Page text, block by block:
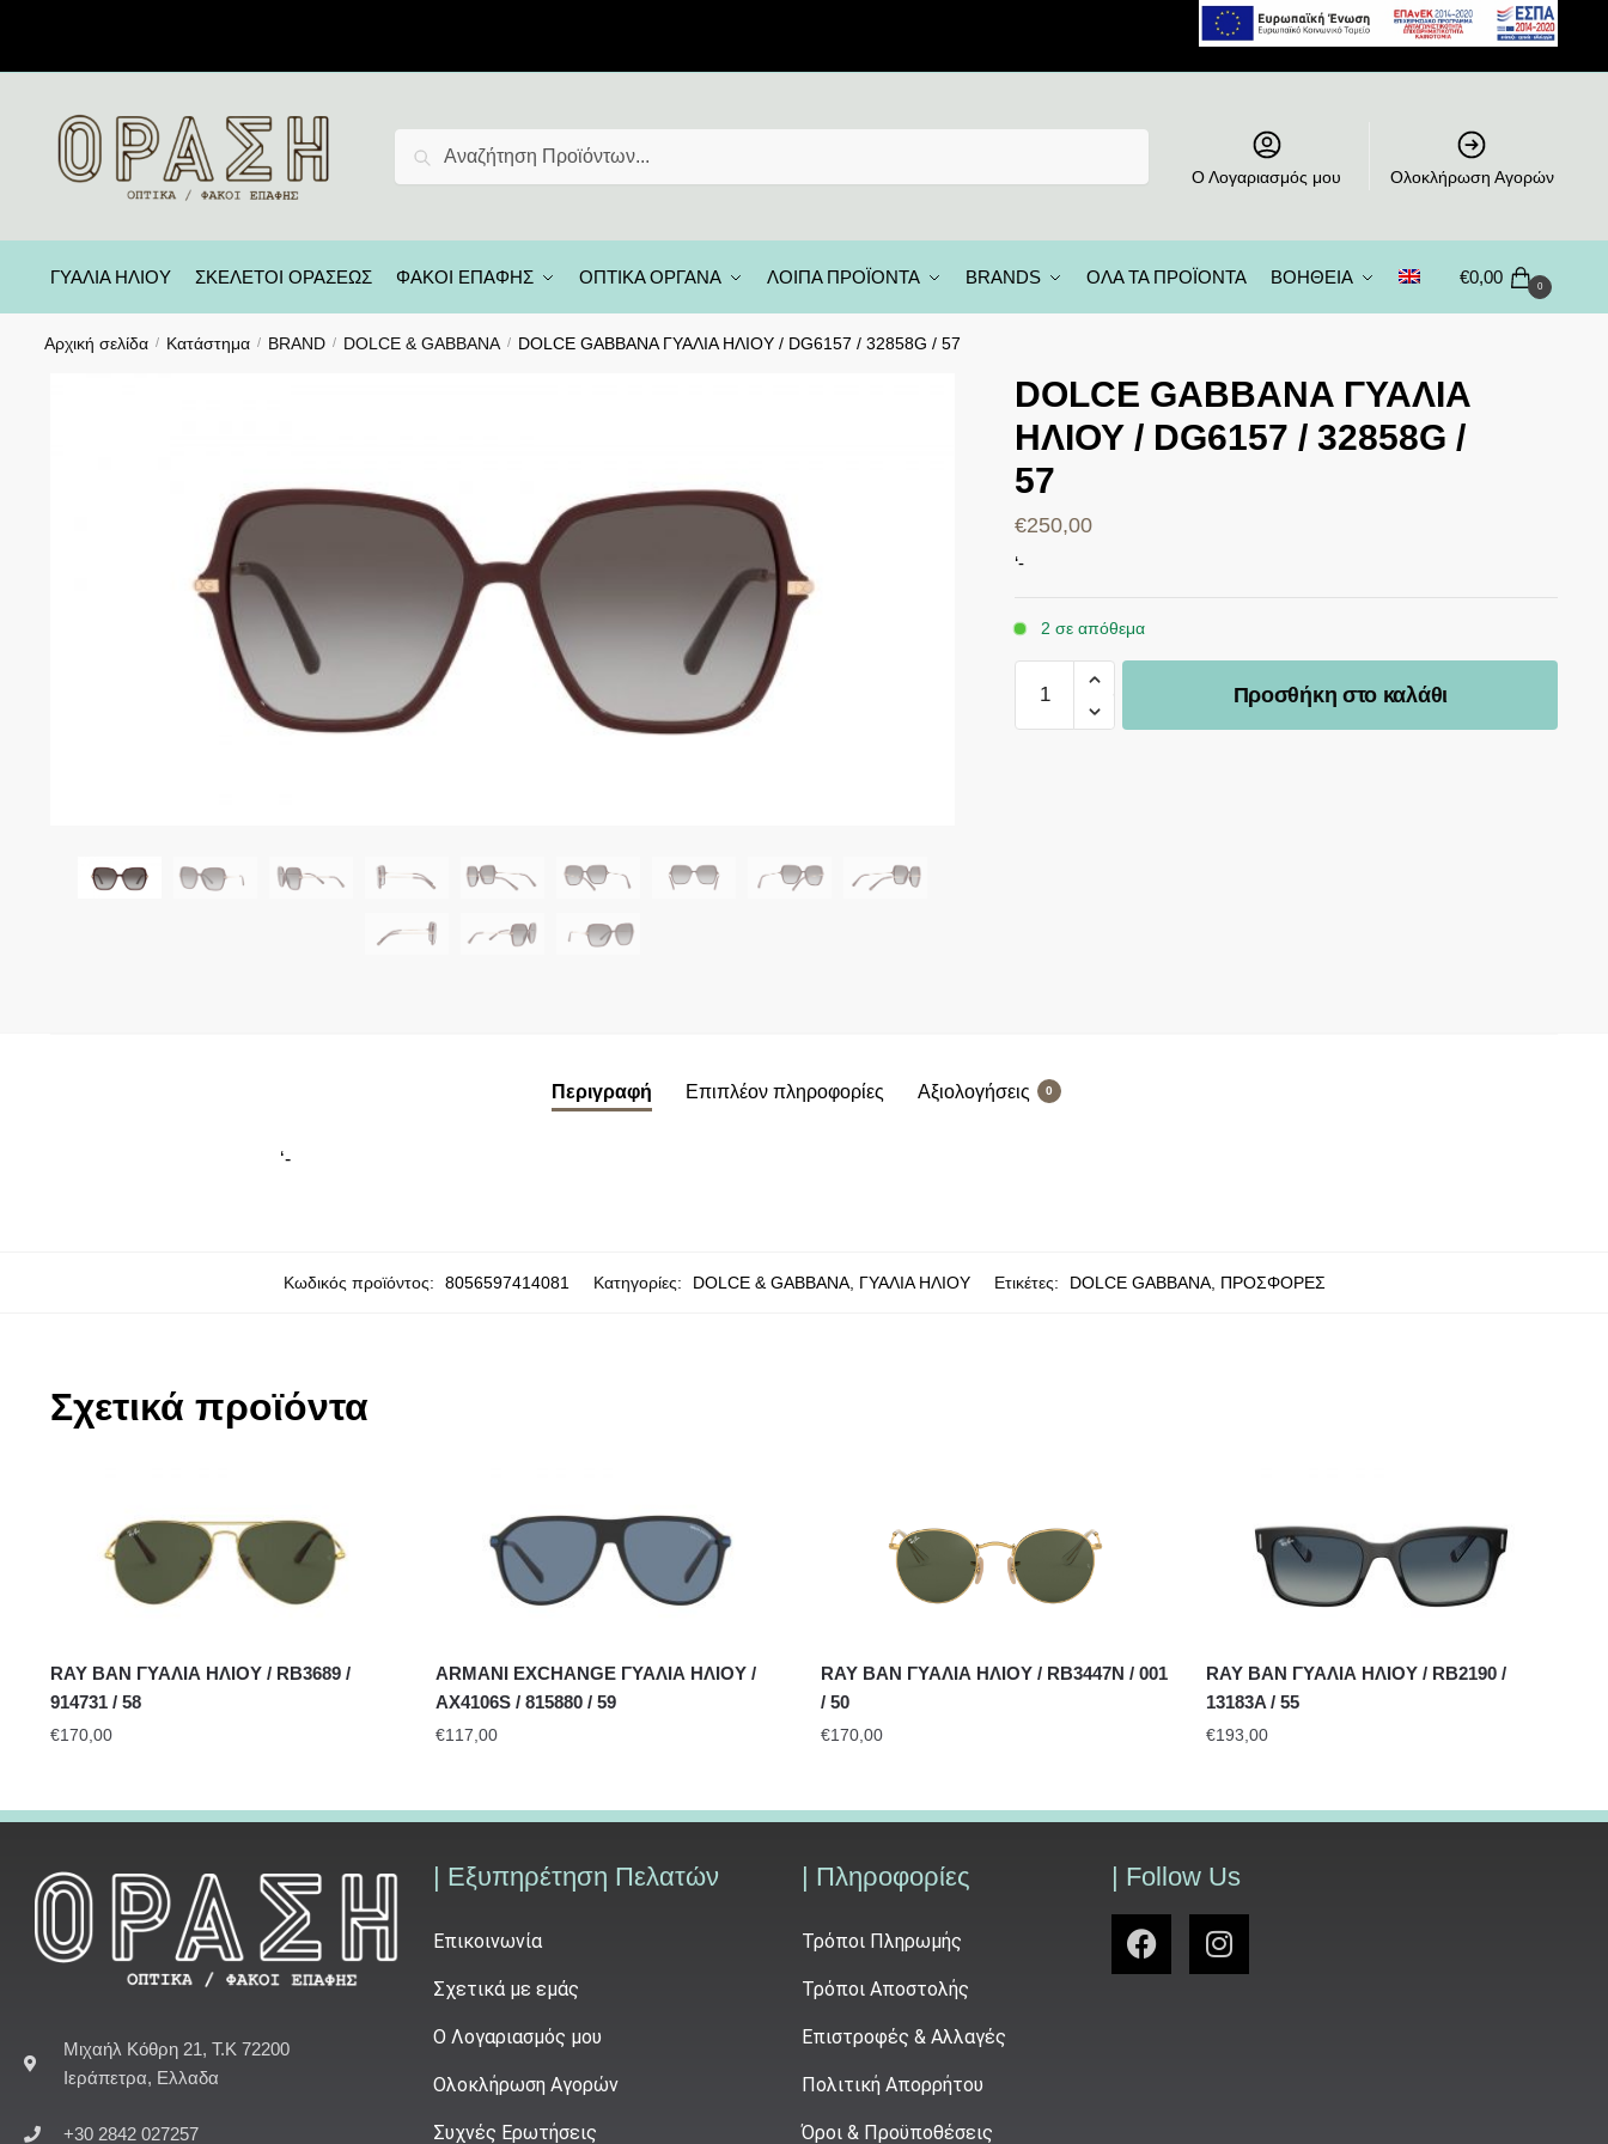
Αναζήτηση
Ο Λογαριασμός μου Ολοκλήρωση Αγορών
ΓΥΑΛΙΑ ΗΛΙΟΥ ΣΚΕΛΕΤΟΙ ΟΡΑΣΕΩΣ ΦΑΚΟΙ ΕΠΑΦΗΣ ΟΠΤΙΚΑ ΟΡΓΑΝΑ ΛΟΙΠΑ ΠΡΟΪΟΝΤΑ BRANDS ΟΛΑ ΤΑ ΠΡΟΪΟΝΤΑ ΒΟΗΘΕΙΑ €0,00 0
Αρχική σελίδα / Κατάστημα / BRAND / DOLCE & GABBANA / DOLCE GABBANA ΓΥΑΛΙΑ ΗΛΙΟΥ / DG6157 / 32858G / 57
DOLCE GABBANA ΓΥΑΛΙΑ
ΗΛΙΟΥ / DG6157 / 32858G /
57
€250,00
‘-
2 σε απόθεμα
Προσθήκη στο καλάθι
Περιγραφή Επιπλέον πληροφορίες Αξιολογήσεις 0
‘-
Κωδικός προϊόντος: 8056597414081 Κατηγορίες: DOLCE & GABBANA, ΓΥΑΛΙΑ ΗΛΙΟΥ Ετικέτες: DOLCE GABBANA, ΠΡΟΣΦΟΡΕΣ
Σχετικά προϊόντα
RAY BAN ΓΥΑΛΙΑ ΗΛΙΟΥ / RB3689 /
914731 / 58
€170,00
ARMANI EXCHANGE ΓΥΑΛΙΑ ΗΛΙΟΥ /
AX4106S / 815880 / 59
€117,00
RAY BAN ΓΥΑΛΙΑ ΗΛΙΟΥ / RB3447N / 001
/ 50
€170,00
RAY BAN ΓΥΑΛΙΑ ΗΛΙΟΥ / RB2190 /
13183A / 55
€193,00
Μιχαήλ Κόθρη 21, Τ.Κ 72200
Ιεράπετρα, Ελλαδα
+30 2842 027257
| Εξυπηρέτηση Πελατών
Επικοινωνία
Σχετικά με εμάς
Ο Λογαριασμός μου
Ολοκλήρωση Αγορών
Συχνές Ερωτήσεις
| Πληροφορίες
Τρόποι Πληρωμής
Τρόποι Αποστολής
Επιστροφές & Αλλαγές
Πολιτική Απορρήτου
Όροι & Προϋποθέσεις
| Follow Us